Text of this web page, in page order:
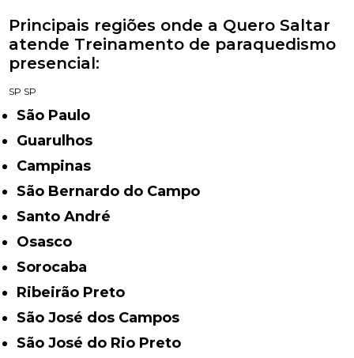
Principais regiões onde a Quero Saltar
atende Treinamento de paraquedismo
presencial:
SP SP
São Paulo
Guarulhos
Campinas
São Bernardo do Campo
Santo André
Osasco
Sorocaba
Ribeirão Preto
São José dos Campos
São José do Rio Preto